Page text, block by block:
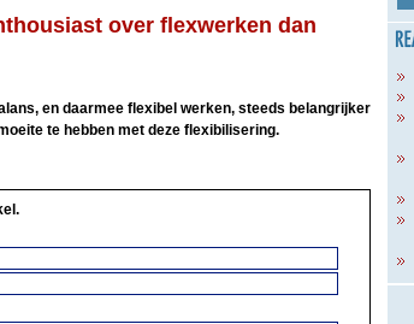
over flexwerken dan
en daarmee flexibel werken, steeds belangrijker
te hebben met deze flexibilisering.